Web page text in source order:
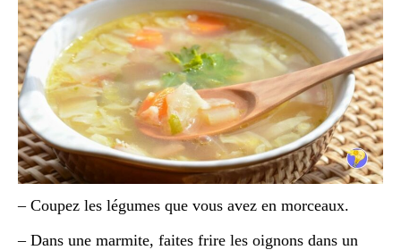
– Coupez les légumes que vous avez en morceaux.
– Dans une marmite, faites frire les oignons dans un